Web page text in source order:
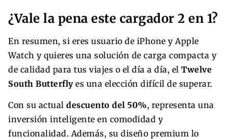
¿Vale la pena este cargador 2 en 1?
En resumen, si eres usuario de iPhone y Apple
Watch y quieres una solución de carga compacta y
de calidad para tus viajes o el día a día, el Twelve
South Butterflyes una elección difícil de superar.
Con su actual descuento del 50%, representa una
inversión inteligente en comodidad y
funcionalidad. Además, su diseño premium lo